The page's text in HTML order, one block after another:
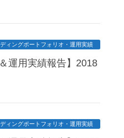
ィングポートフォリオ・運用実績
運用実績報告】2018
ィングポートフォリオ・運用実績